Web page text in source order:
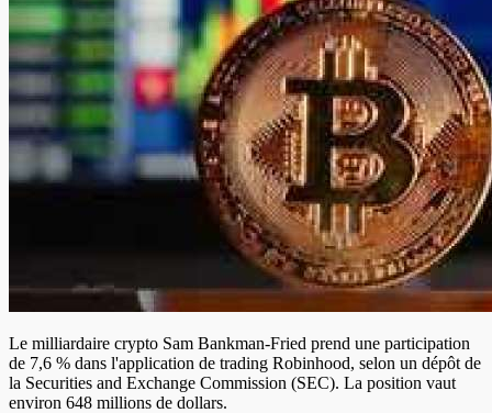
Le milliardaire crypto Sam Bankman-Fried prend une participation
de 7,6 % dans l'application de trading Robinhood, selon un dépôt de
la Securities and Exchange Commission (SEC). La position vaut
environ 648 millions de dollars.